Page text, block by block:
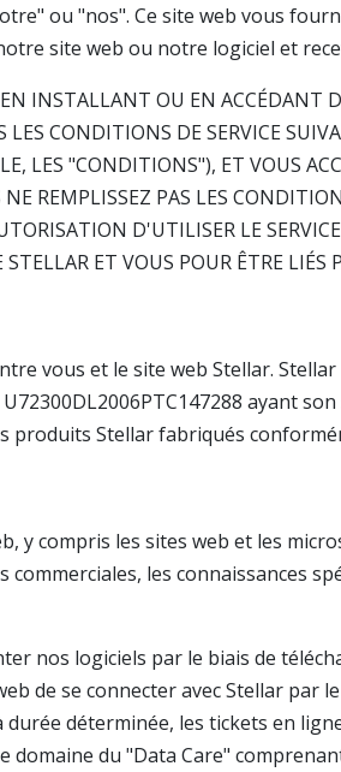
ou "nos". Ce site web vous
site web ou notre logiciel et
INSTALLANT OU EN ACCÉDANT
CONDITIONS DE SERVICE
LES "CONDITIONS"), ET VOUS
REMPLISSEZ PAS LES
D'UTILISER LE
ET VOUS POUR ÊTRE LIÉS
vous et le site web Stellar.
ayant
produits Stellar fabriqués
y compris les sites web et les
les connaissances
nos logiciels par le biais de
de se connecter avec Stellar par
déterminée, les tickets en
domaine du "Data Care"